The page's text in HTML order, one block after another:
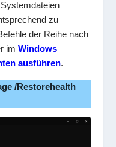
zu
der Reihe nach
imWindows
ausführen.
/Restorehealth